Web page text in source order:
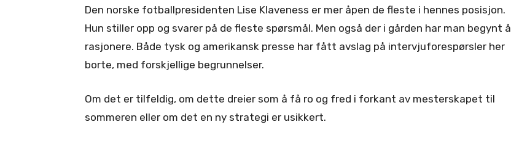
Den norske fotballpresidenten Lise Klaveness er mer åpen de fleste i hennes posisjon.
Hun stiller opp og svarer på de fleste spørsmål. Men også der i gården har man begynt å
rasjonere. Både tysk og amerikansk presse har fått avslag på intervjuforespørsler her
borte, med forskjellige begrunnelser.
Om det er tilfeldig, om dette dreier som å få ro og fred i forkant av mesterskapet til
sommeren eller om det en ny strategi er usikkert.